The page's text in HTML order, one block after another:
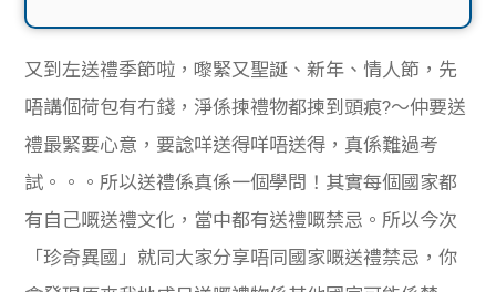
又到左送禮季節啦，嚟緊又聖誕、新年、情人節，先
唔講個荷包有冇錢，淨係揀禮物都揀到頭痕?～仲要送
禮最緊要心意，要諗咩送得咩唔送得，真係難過考
試。。。所以送禮係真係一個學問！其實每個國家都
有自己嘅送禮文化，當中都有送禮嘅禁忌。所以今次
「珍奇異國」就同大家分享唔同國家嘅送禮禁忌，你